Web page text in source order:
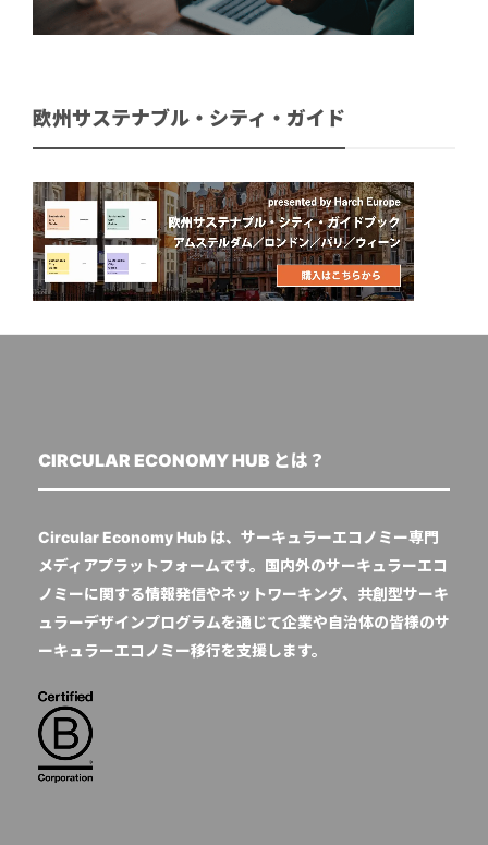
欧州サステナブル・シティ・ガイド
CIRCULAR ECONOMY HUB とは？
Circular Economy Hub は、サーキュラーエコノミー専門
メディアプラットフォームです。国内外のサーキュラーエコ
ノミーに関する情報発信やネットワーキング、共創型サーキ
ュラーデザインプログラムを通じて企業や自治体の皆様のサ
ーキュラーエコノミー移行を支援します。